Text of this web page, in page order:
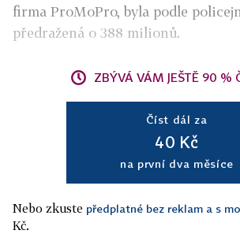
firma ProMoPro, byla podle
předražená o 388 milionů.
ZBÝVÁ VÁM JEŠTĚ 90 %
Číst dál za
40 Kč
na první dva měsíce
Nebo zkuste předplatné bez reklam a s
Kč.